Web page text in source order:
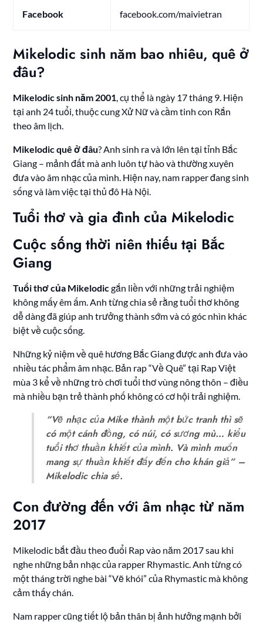
Facebook facebook.com/maivietran
Mikelodic sinh năm bao nhiêu, quê ở
đâu?
Mikelodic sinh năm 2001 , cụ thể là ngày 17 tháng 9. Hiện
tại anh 24 tuổi, thuộc cung Xử Nữ và cầm tinh con Rắn
theo âm lịch.
Mikelodic quê ở đâu? Anh sinh ra và lớn lên tại tỉnh Bắc
Giang – mảnh đất mà anh luôn tự hào và thường xuyên
đưa vào âm nhạc của mình. Hiện nay, nam rapper đang sinh
sống và làm việc tại thủ đô Hà Nội.
Tuổi thơ và gia đình của Mikelodic
Cuộc sống thời niên thiếu tại Bắc
Giang
Tuổi thơ của Mikelodicgắn liền với những trải nghiệm
không mấy êm ấm. Anh từng chia sẻ rằng tuổi thơ không
dễ dàng đã giúp anh trưởng thành sớm và có góc nhìn khác
biệt về cuộc sống.
Những kỷ niệm về quê hương Bắc Giang được anh đưa vào
nhiều tác phẩm âm nhạc. Bản rap “Về Quê” tại Rap Việt
mùa 3 kể về những trò chơi tuổi thơ vùng nông thôn – điều
mà nhiều bạn trẻ thành phố không có cơ hội trải nghiệm.
“Vẽ nhạc của Mike thành một bức tranh thì sẽ
có một cánh đồng, có núi, có sương mù… kiểu
tuổi thơ thuần khiết của mình. Và mình muốn
mang sự thuần khiết đấy đến cho khán giả” –
Mikelodic chia sẻ.
Con đường đến với âm nhạc từ năm
2017
Mikelodic bắt đầu theo đuổi Rap vào năm 2017 sau khi
nghe những bản nhạc của rapper Rhymastic. Anh từng có
một tháng trời nghe bài “Vẽ khói” của Rhymastic mà không
cảm thấy chán.
Nam rapper cũng tiết lộ bản thân bị ảnh hưởng mạnh bởi